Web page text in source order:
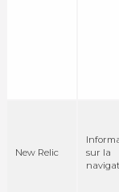
New Relic
sur la